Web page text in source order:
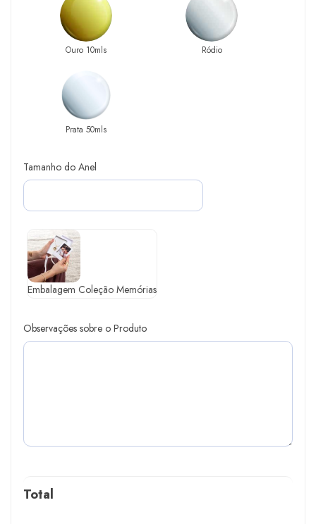
Ouro 10mls Ródio
Prata 50mls
Tamanho do Anel
Embalagem Coleção Memórias
Observações sobre o Produto
Total